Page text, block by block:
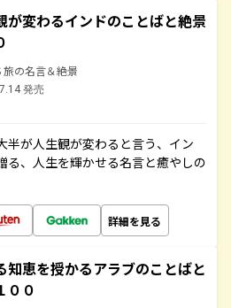
が変わるインドのことばと絶景
旅の名言＆絶景
発売
半が人生観が変わると言う、イン
る、人生を輝かせる名言と癒やしの
詳細を見る
知恵を授かるアラブのことばと
００